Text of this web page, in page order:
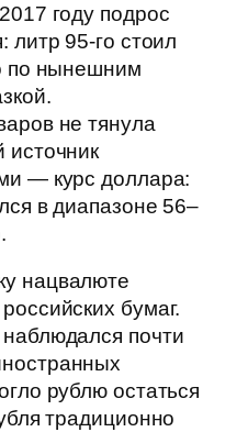
году подрос
литр 95-го стоил
по нынешним
не тянула
источник
— курс доллара:
в диапазоне 56–
нацвалюте
бумаг.
почти
рублю остаться
традиционно